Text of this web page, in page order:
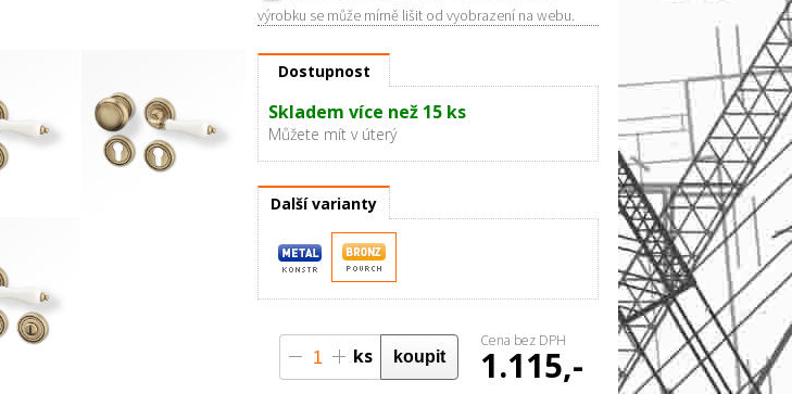
výrobku se může mírně lišit od vyobrazení na webu.
Dostupnost
Skladem více než 15 ks
Můžete mít v úterý
Další varianty
ks
Cena bez DPH
1.115,-